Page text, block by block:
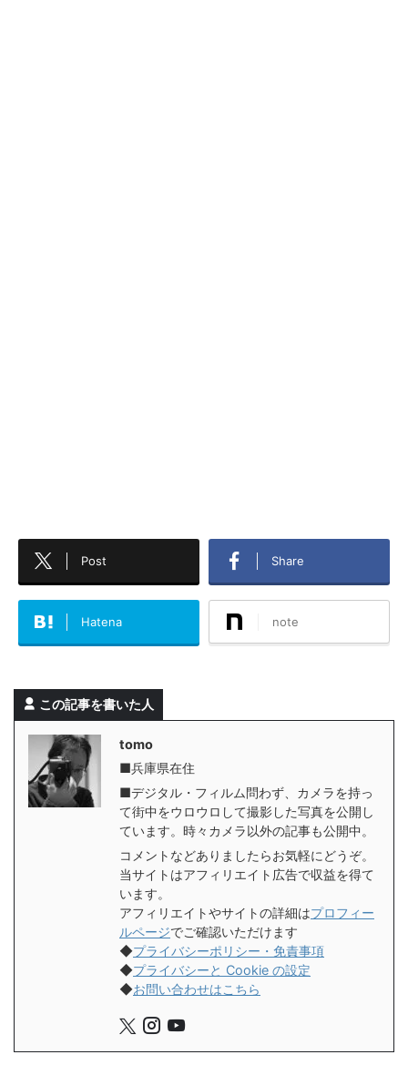
Post Share
Hatena note
この記事を書いた人
tomo
■兵庫県在住
■デジタル・フィルム問わず、カメラを持っ
て街中をウロウロして撮影した写真を公開し
ています。時々カメラ以外の記事も公開中。
コメントなどありましたらお気軽にどうぞ。
当サイトはアフィリエイト広告で収益を得て
います。
アフィリエイトやサイトの詳細はプロフィー
ルページでご確認いただけます
◆プライバシーポリシー・免責事項
◆プライバシーと Cookie の設定
◆お問い合わせはこちら